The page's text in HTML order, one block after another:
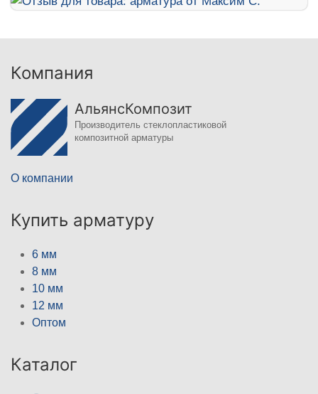
Компания
АльянсКомпозит
Производитель стеклопластиковой
композитной арматуры
О компании
Купить арматуру
6 мм
8 мм
10 мм
12 мм
Оптом
Каталог